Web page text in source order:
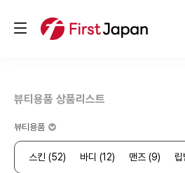
뷰티용품 상품리스트
뷰티용품
스킨 (52) 바디 (12) 맨즈 (9)